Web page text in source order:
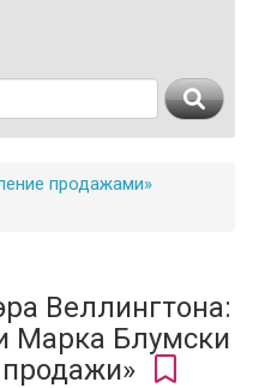
продажами»
Веллингтона:
Марка Блумски